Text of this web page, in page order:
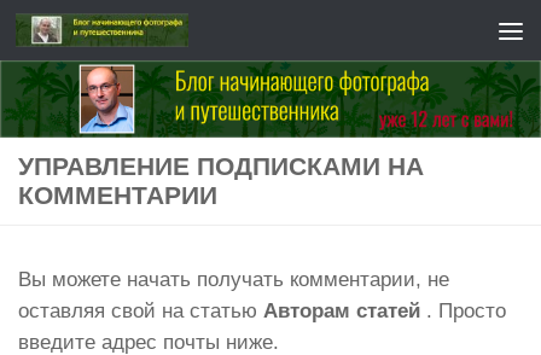
Перейти к содержимому
УПРАВЛЕНИЕ ПОДПИСКАМИ НА
КОММЕНТАРИИ
Вы можете начать получать комментарии, не
оставляя свой на статью Авторам статей . Просто
введите адрес почты ниже.